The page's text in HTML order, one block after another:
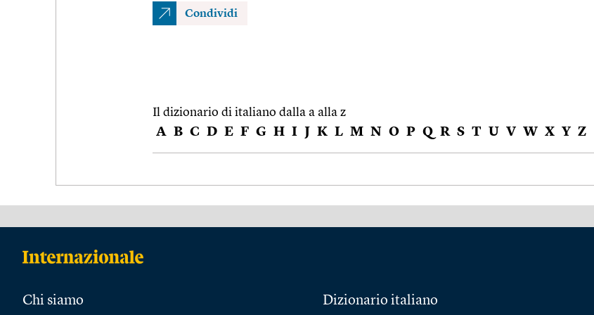
Condividi
Il dizionario di italiano dalla a alla z
A B C D E F G H I J K L M N O P Q R S T U V W X Y Z
Chi siamo Dizionario italiano